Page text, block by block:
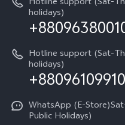
V60 Lite
Compare Models
Appointment service
Query of repair progress
Warranty Terms
Privacy Statement for
About Us
vivo Privacy Center
Sustainability
holidays)
Hotline support (Sat-
holidays)
WhatsApp (E-
Public Holidays)